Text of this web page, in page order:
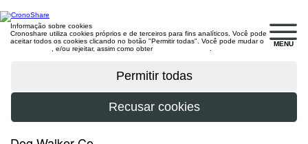
MENU
Informação sobre cookies
Cronoshare utiliza cookies próprios e de terceiros para fins analíticos. Você pode
aceitar todos os cookies clicando no botão "Permitir todas". Você pode mudar o
, e/ou rejeitar, assim como obter